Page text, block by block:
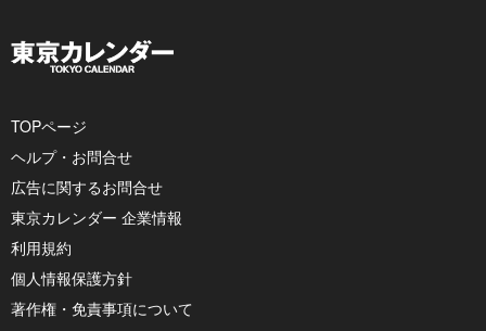
TOPページ
ヘルプ・お問合せ
広告に関するお問合せ
東京カレンダー 企業情報
利用規約
個人情報保護方針
著作権・免責事項について